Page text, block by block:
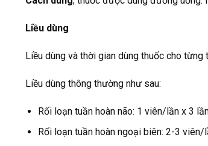
Liều dùng
Liều dùng và thời gian dùng thuốc cho
Liều dùng thông thường như sau:
Rối loạn tuần hoàn não: 1 viên/lần x 3
Rối loạn tuần hoàn ngoại biên: 2-3 viên/